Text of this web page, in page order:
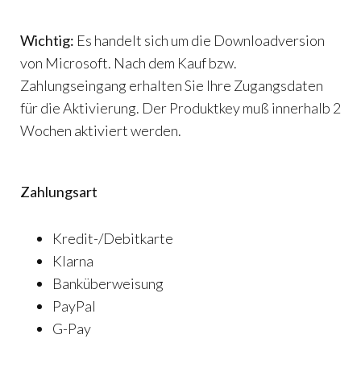
Wichtig: Es handelt sich um die Downloadversion
von Microsoft. Nach dem Kauf bzw.
Zahlungseingang erhalten Sie Ihre Zugangsdaten
für die Aktivierung. Der Produktkey muß innerhalb 2
Wochen aktiviert werden.
Zahlungsart
Kredit-/Debitkarte
Klarna
Banküberweisung
PayPal
G-Pay